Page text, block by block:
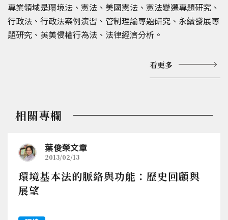
專業領域是環境法、憲法、美國憲法、憲法變遷專題研究、
行政法、行政法案例演習、管制理論專題研究、永續發展專
題研究、英美侵權行為法、法律經濟分析。
看更多
相關專欄
葉俊榮文章
2013/02/13
環境基本法的脈絡與功能：歷史回顧與
展望